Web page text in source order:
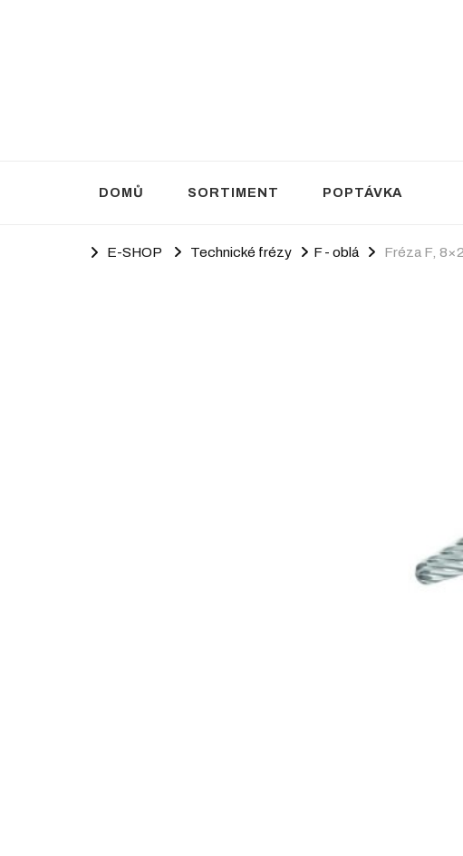
DOMŮ SORTIMENT POPTÁVKA
E-SHOP Technické frézy F - oblá Fréza F,